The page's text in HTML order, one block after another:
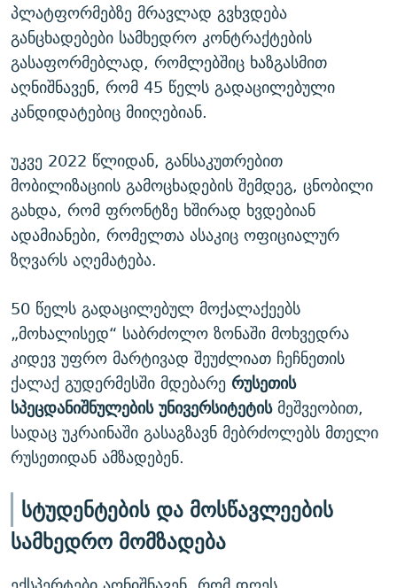
პლატფორმებზე მრავლად გვხვდება
განცხადებები სამხედრო კონტრაქტების
გასაფორმებლად, რომლებშიც ხაზგასმით
აღნიშნავენ, რომ 45 წელს გადაცილებული
კანდიდატებიც მიიღებიან.
უკვე 2022 წლიდან, განსაკუთრებით
მობილიზაციის გამოცხადების შემდეგ, ცნობილი
გახდა, რომ ფრონტზე ხშირად ხვდებიან
ადამიანები, რომელთა ასაკიც ოფიციალურ
ზღვარს აღემატება.
50 წელს გადაცილებულ მოქალაქეებს
„მოხალისედ“ საბრძოლო ზონაში მოხვედრა
კიდევ უფრო მარტივად შეუძლიათ ჩეჩნეთის
ქალაქ გუდერმესში მდებარე რუსეთის
სპეცდანიშნულების უნივერსიტეტისმეშვეობით,
სადაც უკრაინაში გასაგზავნ მებრძოლებს მთელი
რუსეთიდან ამზადებენ.
სტუდენტების და მოსწავლეების
სამხედრო მომზადება